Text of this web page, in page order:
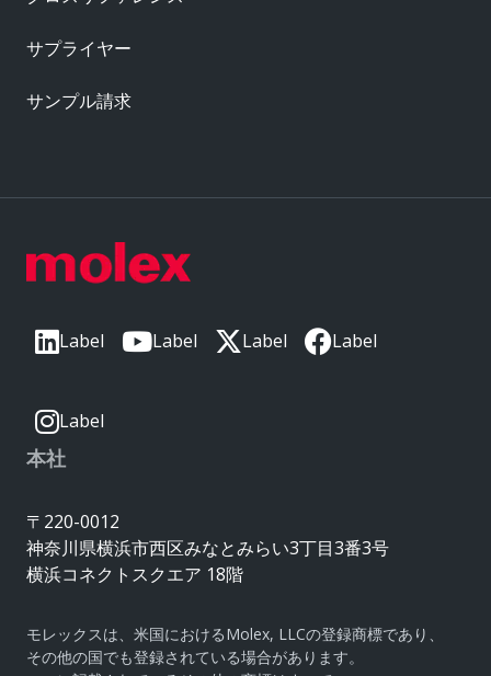
Label Label Label Label
Label
本社
〒220-0012
神奈川県横浜市西区みなとみらい3丁目3番3号
横浜コネクトスクエア 18階
モレックスは、米国におけるMolex, LLCの登録商標であり、
その他の国でも登録されている場合があります。
サプライヤー
サンプル請求